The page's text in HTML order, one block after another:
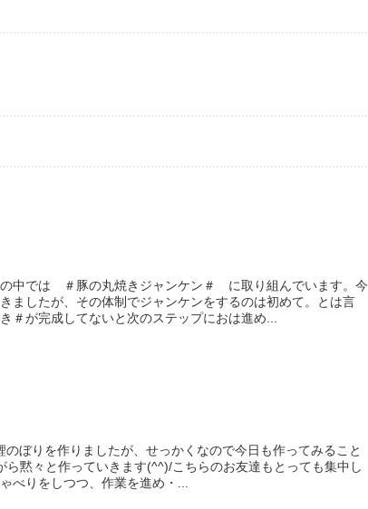
中では ＃豚の丸焼きジャンケン＃ に取り組んでいます。今
ましたが、その体制でジャンケンをするのは初めて。とは言
＃が完成してないと次のステップにおは進め...
ぼりを作りましたが、せっかくなので今日も作ってみること
ら黙々と作っていきます(^^)/こちらのお友達もとっても集中し
べりをしつつ、作業を進め・...